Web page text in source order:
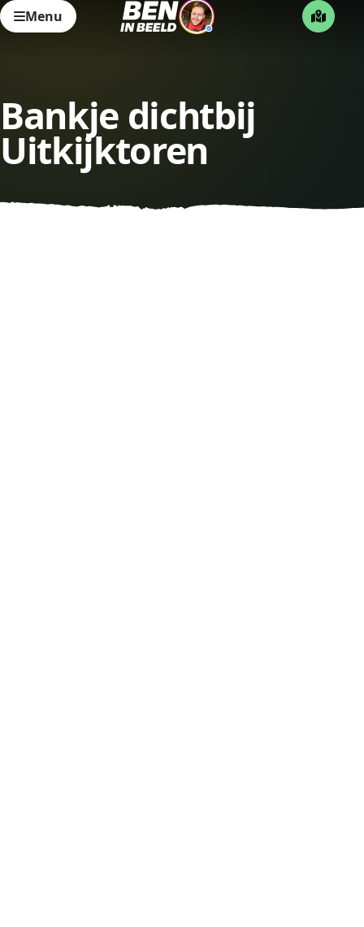
Menu
Bankje dichtbij
Uitkijktoren